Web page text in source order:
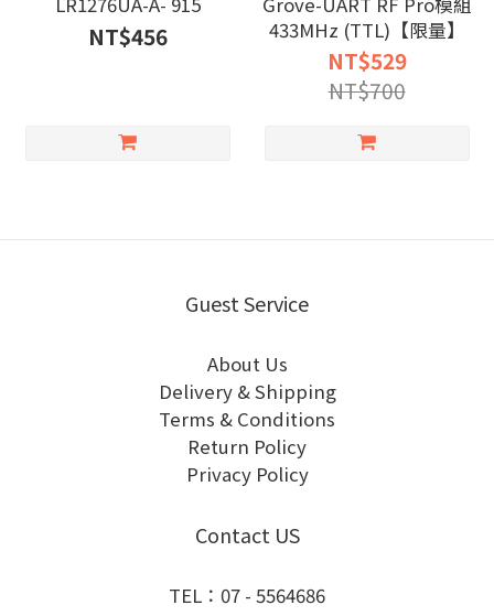
NT$456
433MHz (TTL)【限量】
NT$529
NT$700
Guest Service
About Us
Delivery & Shipping
Terms & Conditions
Return Policy
Privacy Policy
Contact US
TEL：07 - 5564686